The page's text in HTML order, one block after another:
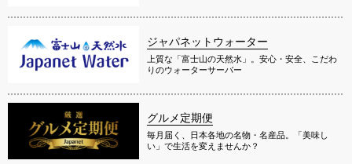
ジャパネットウォーター
上質な「富士山の天然水」。安心・安全、こだわ
りのウォーターサーバー
グルメ定期便
毎月届く、日本各地の名物・名産品。「美味し
い」で生活を変えませんか？